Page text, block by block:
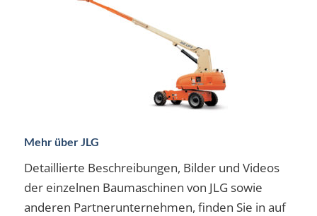
Mehr über JLG
Detaillierte Beschreibungen, Bilder und Videos
der einzelnen Baumaschinen von JLG sowie
anderen Partnerunternehmen, finden Sie in auf